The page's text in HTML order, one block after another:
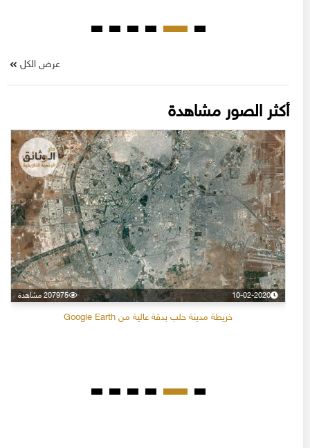
عرض الكل
أكثر الصور مشاهدة
10-02-2020 207975 مشاهدة
خريطة مدينة حلب بدقة عالية من Google Earth